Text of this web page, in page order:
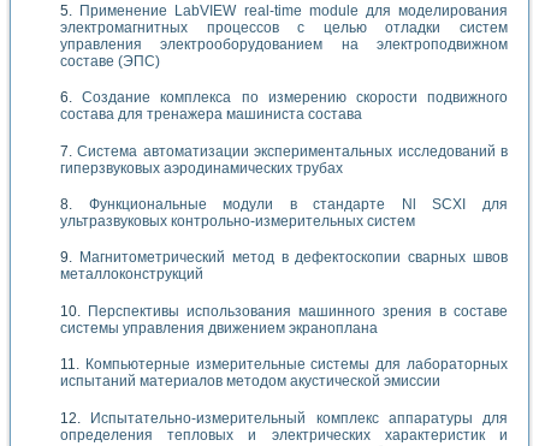
Применение LabVIEW real-time module для моделирования
электромагнитных процессов с целью отладки систем
управления электрооборудованием на электроподвижном
составе (ЭПС)
Создание комплекса по измерению скорости подвижного
состава для тренажера машиниста состава
Система автоматизации экспериментальных исследований в
гиперзвуковых аэродинамических трубах
Функциональные модули в стандарте Nl SCXI для
ультразвуковых контрольно-измерительных систем
Магнитометрический метод в дефектоскопии сварных швов
металлоконструкций
Перспективы использования машинного зрения в составе
системы управления движением экраноплана
Компьютерные измерительные системы для лабораторных
испытаний материалов методом акустической эмиссии
Испытательно-измерительный комплекс аппаратуры для
определения тепловых и электрических характеристик и